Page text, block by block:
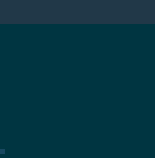
και super έπαθλο*